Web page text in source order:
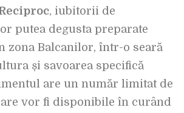
, iubitorii de
putea degusta preparate
zona Balcanilor, într-o seară
și savoarea specifică
are un număr limitat de
vor fi disponibile în curând